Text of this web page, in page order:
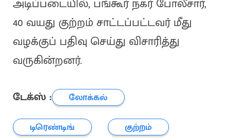
அடிப்படையில், பங்கூர் நகர் போலீசார்,
40 வயது குற்றம் சாட்டப்பட்டவர் மீது
வழக்குப் பதிவு செய்து விசாரித்து
வருகின்றனர்.
டேக்ஸ் :
லோக்கல்
டிரெண்டிங்
குற்றம்